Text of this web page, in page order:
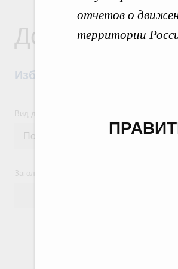
отчетов о
территории
Документы
Избранные документы со
Вид документа
Заголовок или текст документа